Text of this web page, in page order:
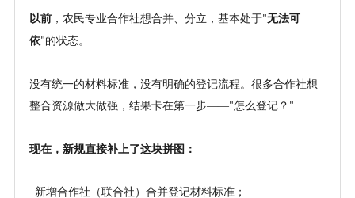
以前，农民专业合作社想合并、分立，基本处于"无法可
依"的状态。
没有统一的材料标准，没有明确的登记流程。很多合作社想
整合资源做大做强，结果卡在第一步——"怎么登记？ "
现在，新规直接补上了这块拼图：
- 新增合作社（联合社）合并登记材料标准；